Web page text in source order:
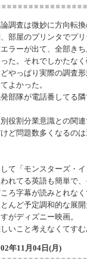
調査は微妙に方向転
部屋のプリンタでプ
ラーが出て、全部き
た。それでしかたな
やっぱり実際の調査
よかった。
部隊が電話番してる
役割分業意識との関
けど問題数多くなるの
て「モンスターズ・
れてる英語も簡単で
ころ字幕が読みとれな
んど予定調和的な展
がディズニー映画。
いこと考えなくてす
年11月04日(月)